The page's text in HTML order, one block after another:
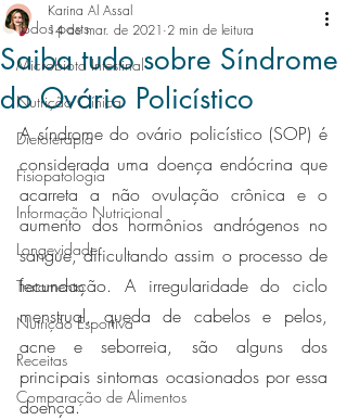
Todos posts
Microbiota Intestinal
Nutrição Clínica
Dietoterapia
Fisiopatologia
Informação Nutricional
Longevidade
Tratamento
Nutrição Esportiva
Receitas
Comparação de Alimentos
Saiba tudo sobre Síndrome
do Ovário Policístico
Karina Al Assal
14 de mar. de 2021 2 min de leitura
A síndrome do ovário policístico (SOP) é
considerada uma doença endócrina que
acarreta a não ovulação crônica e o
aumento dos hormônios andrógenos no
sangue, dificultando assim o processo de
fecundação. A irregularidade do ciclo
menstrual, queda de cabelos e pelos,
acne e seborreia, são alguns dos
principais sintomas ocasionados por essa
doença.